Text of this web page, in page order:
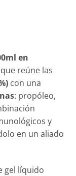
en
reúne las
con una
: propóleo,
y
en un aliado
gel líquido